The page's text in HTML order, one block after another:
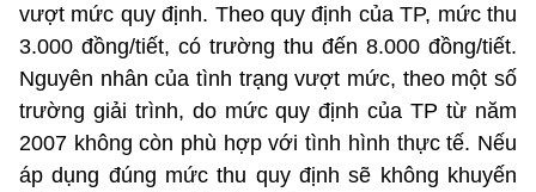
vượt mức quy định. Theo quy định của TP, mức thu
3.000 đồng/tiết, có trường thu đến 8.000 đồng/tiết.
Nguyên nhân của tình trạng vượt mức, theo một số
trường giải trình, do mức quy định của TP từ năm
2007 không còn phù hợp với tình hình thực tế. Nếu
áp dụng đúng mức thu quy định sẽ không khuyến